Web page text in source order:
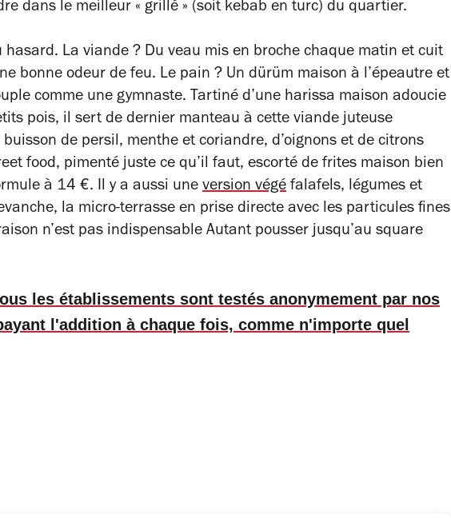
dans le meilleur « grillé » (soit kebab en turc) du quartier.
hasard. La viande ? Du veau mis en broche chaque matin et cuit
bonne odeur de feu. Le pain ? Un dürüm maison à l’épeautre et
comme une gymnaste. Tartiné d’une harissa maison adoucie
pois, il sert de dernier manteau à cette viande juteuse
buisson de persil, menthe et coriandre, d’oignons et de citrons
food, pimenté juste ce qu’il faut, escorté de frites maison bien
à 14 €. Il y a aussi une version végé falafels, légumes et
la micro-terrasse en prise directe avec les particules fines
n’est pas indispensable Autant pousser jusqu’au square
les établissements sont testés anonymement par nos
l'addition à chaque fois, comme n'importe quel